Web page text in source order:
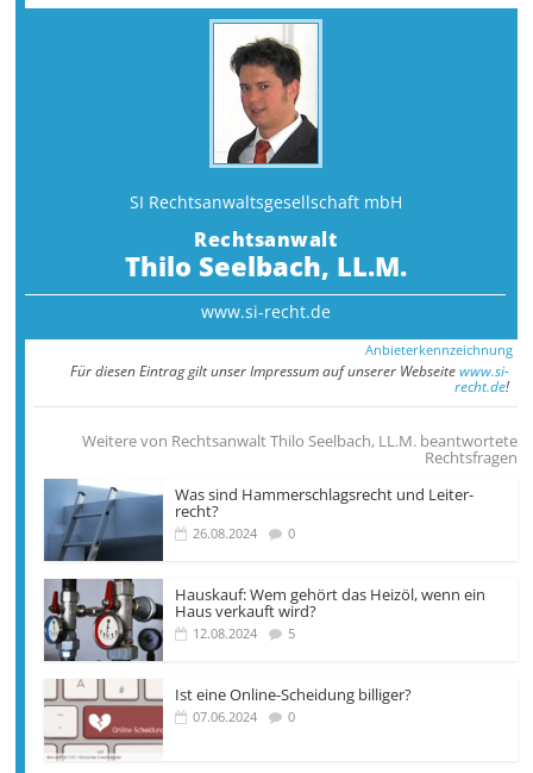
SI Rechtsanwalts­gesellschaft mbH
Rechtsanwalt
Thilo Seelbach, LL.M.
www.si-recht.de
Anbieterkennzeichnung
Für diesen Eintrag gilt unser Impressum auf unserer Webseitewww.si-
recht.de!
Weitere von Rechtsanwalt Thilo Seelbach, LL.M. beantwortete
Rechtsfragen
Was sind Hammer­­schlags­recht und Leiter­
recht?
26.08.2024 0
Hauskauf: Wem gehört das Heizöl, wenn ein
Haus verkauft wird?
12.08.2024 5
Ist eine Online-Scheidung billiger?
07.06.2024 0